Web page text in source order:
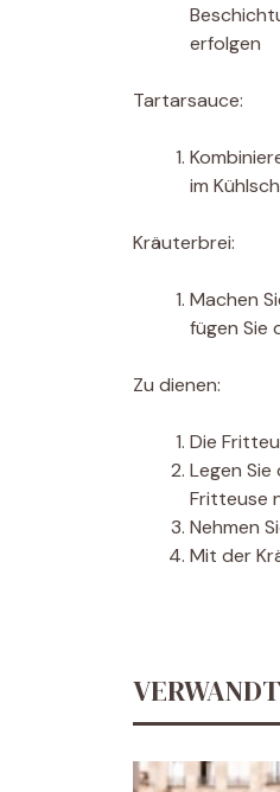
erfolgen
Tartarsauce:
im
Kräuterbrei:
Machen
fügen Sie
Zu dienen:
Die
Legen
Fritteuse
Nehmen
Mit der